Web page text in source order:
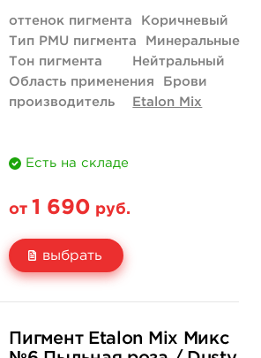
купить
оттенок пигмента
Коричневый
Тип PMU пигмента
Минеральные
Тон пигмента
Нейтральный
Область применения
Брови
производитель
Etalon Mix
Есть на складе
от 1 690 руб.
выбрать
1 690 руб. 2 990 руб.
Пигмент Etalon Mix Микс